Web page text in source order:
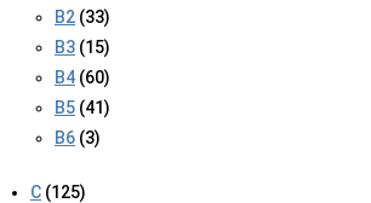
B2 (33)
B3 (15)
B4 (60)
B5 (41)
B6 (3)
C (125)